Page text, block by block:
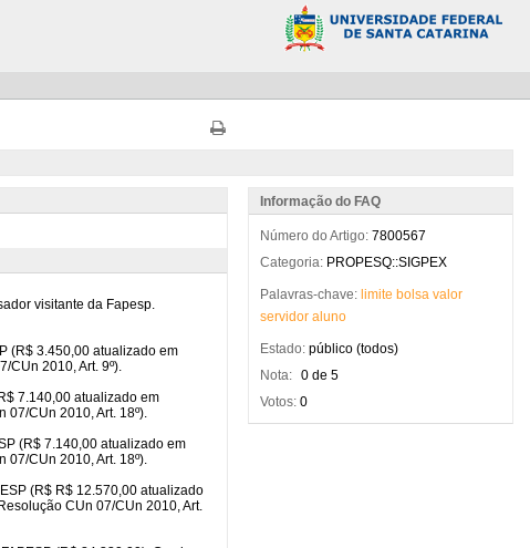
Informação do FAQ
Número do Artigo: 7800567
Categoria: PROPESQ::SIGPEX
Palavras-chave: limite bolsa valor
servidor aluno
Estado: público (todos)
Nota: 0 de 5
Votos: 0